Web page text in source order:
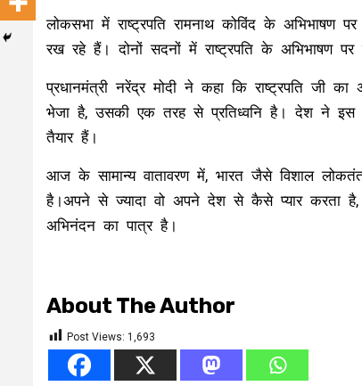
लोकसभा में राष्ट्रपति रामनाथ कोविंद के अभिभाषण
रख रहे हैं। दोनों सदनों में राष्ट्रपति के अभिभाषण
प्रधानमंत्री नरेंद्र मोदी ने कहा कि राष्ट्रपति
भेजा है, उसकी एक तरह से प्रतिध्वनि है। देश ने इस
तैयार हैं।
आज के सामान्य वातावरण में, भारत जैसे विशाल
है।अपने से ज्यादा वो अपने देश से कैसे प्यार करता
अभिनंदन का पात्र है।
About The Author
Post Views: 1,693